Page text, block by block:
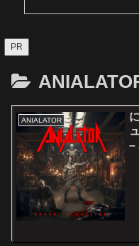
PR
ANIALATOR
–